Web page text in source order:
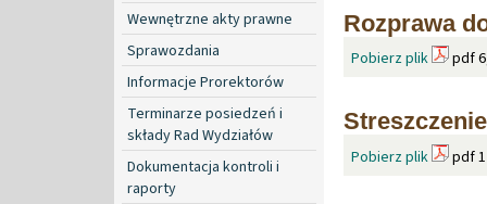
Wewnętrzne akty prawne
Sprawozdania
Informacje Prorektorów
Terminarze posiedzeń i
składy Rad Wydziałów
Dokumentacja kontroli i
raporty
Rozprawa
Pobierz plik pdf
Streszczenie
Pobierz plik pdf